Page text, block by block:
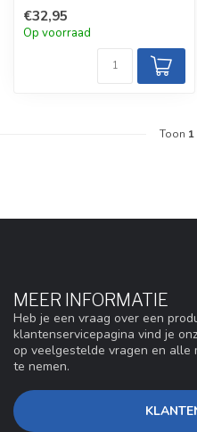
keuze ...
€32,95
Op voorraad
Toon 1
MEER INFORMATIE
Heb je een vraag over een
klantenservicepagina vind je
op veelgestelde vragen en alle
te nemen.